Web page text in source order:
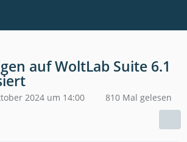
auf WoltLab Suite 6.1
2024 um 14:00 810 Mal gelesen